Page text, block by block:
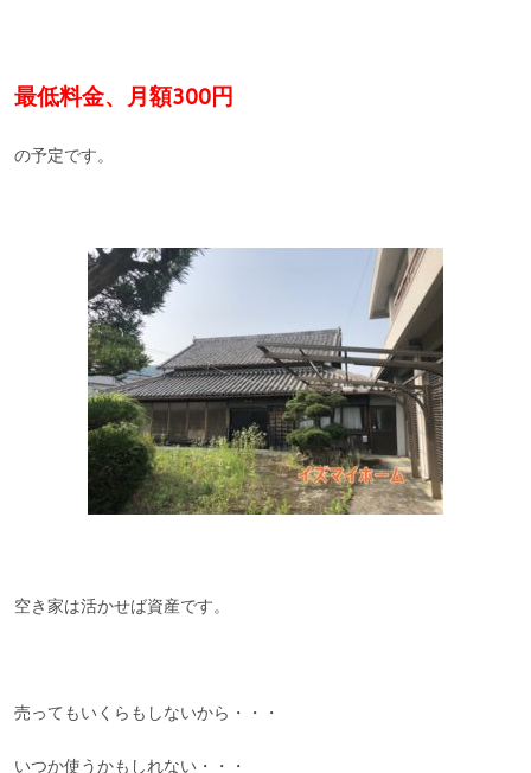
最低料金、月額300円
の予定です。
空き家は活かせば資産です。
売ってもいくらもしないから・・・
いつか使うかもしれない・・・